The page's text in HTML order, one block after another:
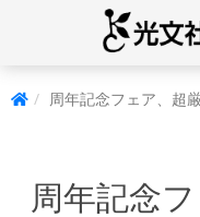
周年記念フェア、超
周年記念